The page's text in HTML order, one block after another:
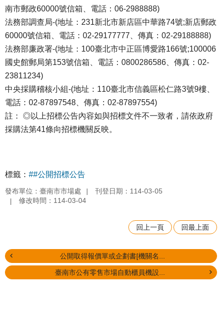
南市郵政60000號信箱、電話：06-2988888)
法務部調查局-(地址：231新北市新店區中華路74號;新店郵政
60000號信箱、電話：02-29177777、傳真：02-29188888)
法務部廉政署-(地址：100臺北市中正區博愛路166號;100006
國史館郵局第153號信箱、電話：0800286586、傳真：02-
23811234)
中央採購稽核小組-(地址：110臺北市信義區松仁路3號9樓、
電話：02-87897548、傳真：02-87897554)
註： ◎以上招標公告內容如與招標文件不一致者，請依政府
採購法第41條向招標機關反映。
標籤： ##公開招標公告
發布單位：臺南市市場處
刊登日期：114-03-05
修改時間：114-03-04
回上一頁 回最上面
公開取得報價單或企劃書[機關名...
臺南市公有零售市場自動櫃員機設...